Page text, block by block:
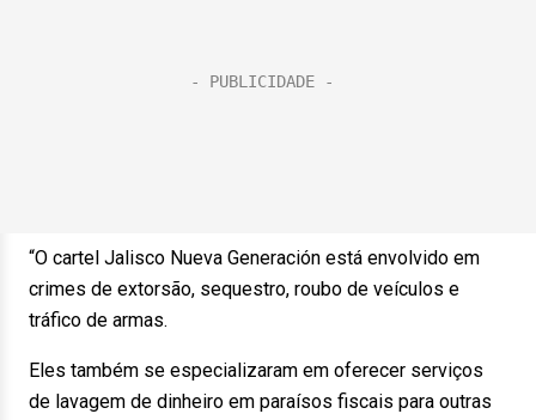
“O cartel Jalisco Nueva Generación está envolvido em
crimes de extorsão, sequestro, roubo de veículos e
tráfico de armas.
Eles também se especializaram em oferecer serviços
de lavagem de dinheiro em paraísos fiscais para outras